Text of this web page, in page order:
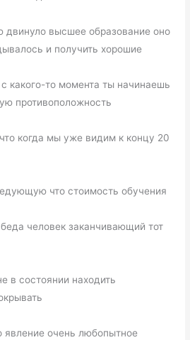
двинуло высшее образование оно
и получить хорошие
какого-то момента ты начинаешь
противоположность
когда мы уже видим к концу 20
что стоимость обучения
человек заканчивающий тот
в состоянии находить
явление очень любопытное